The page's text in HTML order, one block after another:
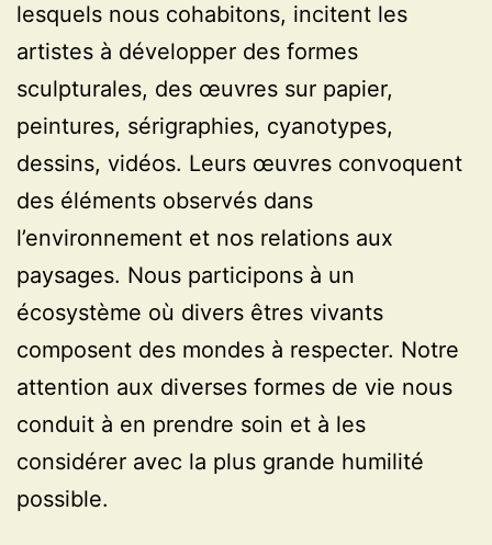
lesquels nous cohabitons, incitent les
artistes à développer des formes
sculpturales, des œuvres sur papier,
peintures, sérigraphies, cyanotypes,
dessins, vidéos. Leurs œuvres convoquent
des éléments observés dans
l’environnement et nos relations aux
paysages. Nous participons à un
écosystème où divers êtres vivants
composent des mondes à respecter. Notre
attention aux diverses formes de vie nous
conduit à en prendre soin et à les
considérer avec la plus grande humilité
possible.